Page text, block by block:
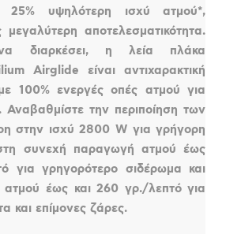
25% υψηλότερη ισχύ ατμού*,
μεγαλύτερη αποτελεσματικότητα.
διαρκέσει, η λεία πλάκα
Airglide είναι αντιχαρακτική
100% ενεργές οπές ατμού για
Αναβαθμίστε την περιποίηση των
στην ισχύ 2800 W για γρήγορη
συνεχή παραγωγή ατμού έως
για γρηγορότερο σιδέρωμα και
ατμού έως και 260 γρ./λεπτό για
και επίμονες ζάρες.